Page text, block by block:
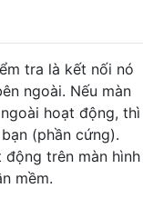
tra là kết nối nó
ngoài. Nếu màn
hoạt động, thì
(phần cứng).
động trên màn hình
mềm.